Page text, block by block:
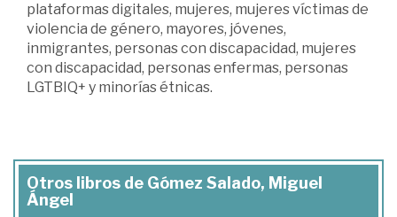
plataformas digitales, mujeres, mujeres víctimas de
violencia de género, mayores, jóvenes,
inmigrantes, personas con discapacidad, mujeres
con discapacidad, personas enfermas, personas
LGTBIQ+ y minorías étnicas.
Otros libros de Gómez Salado, Miguel
Ángel